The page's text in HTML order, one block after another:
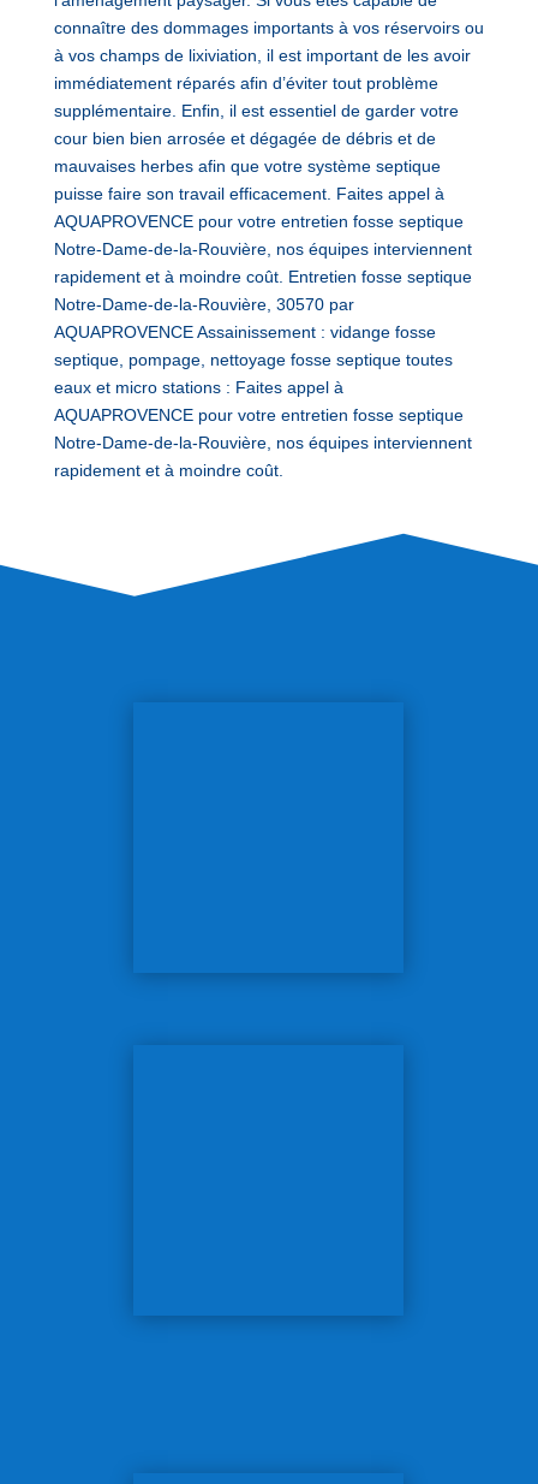
connaître des dommages importants à vos réservoirs ou
à vos champs de lixiviation, il est important de les avoir
immédiatement réparés afin d’éviter tout problème
supplémentaire. Enfin, il est essentiel de garder votre
cour bien bien arrosée et dégagée de débris et de
mauvaises herbes afin que votre système septique
puisse faire son travail efficacement. Faites appel à
AQUAPROVENCE pour votre entretien fosse septique
Notre-Dame-de-la-Rouvière, nos équipes interviennent
rapidement et à moindre coût. Entretien fosse septique
Notre-Dame-de-la-Rouvière, 30570 par
AQUAPROVENCE Assainissement : vidange fosse
septique, pompage, nettoyage fosse septique toutes
eaux et micro stations : Faites appel à
AQUAPROVENCE pour votre entretien fosse septique
Notre-Dame-de-la-Rouvière, nos équipes interviennent
rapidement et à moindre coût.